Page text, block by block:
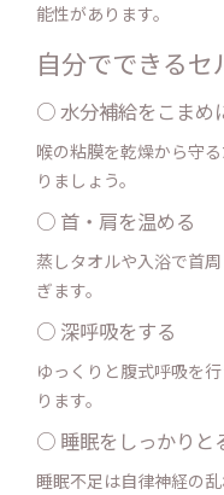
能性があります。
自分でできるセ
○ 水分補給をこまめ
喉の粘膜を乾燥から守
りましょう。
○ 首・肩を温める
蒸しタオルや入浴で首
ぎます。
○ 深呼吸をする
ゆっくりと腹式呼吸を
ります。
○ 睡眠をしっかりと
睡眠不足は自律神経の